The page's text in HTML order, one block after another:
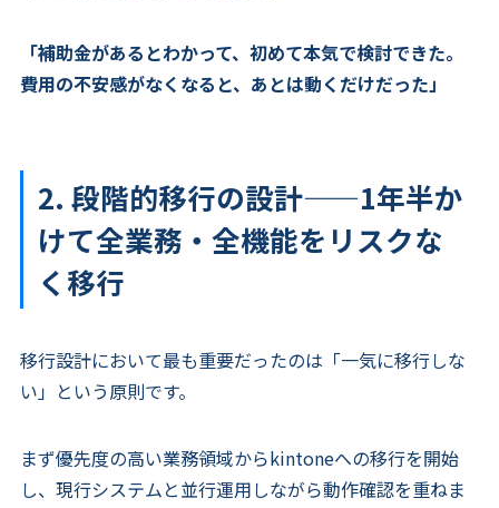
「補助金があるとわかって、初めて本気で検討できた。
費用の不安感がなくなると、あとは動くだけだった」
2. 段階的移行の設計——1年半か
けて全業務・全機能をリスクな
く移行
移行設計において最も重要だったのは「一気に移行しな
い」という原則です。
まず優先度の高い業務領域からkintoneへの移行を開始
し、現行システムと並行運用しながら動作確認を重ねま